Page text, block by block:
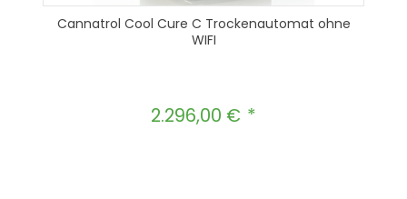
Cannatrol Cool Cure C Trockenautomat ohne
WIFI
Regulärer Preis:
2.296,00 €